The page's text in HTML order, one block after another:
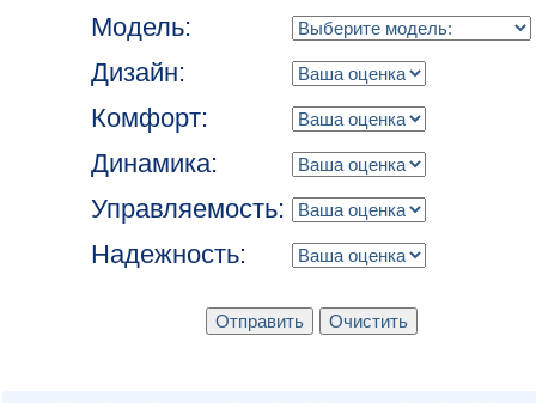
Модель:
Дизайн:
Комфорт:
Динамика:
Управляемость:
Надежность: